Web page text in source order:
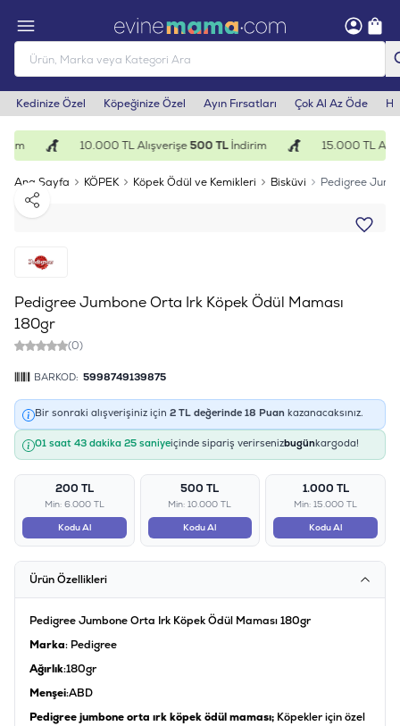
Kedinize Özel Köpeğinize Özel Ayın Fırsatları Çok Al Az Öde
10.000 TL Alışverişe500 TLİndirim 15.000 TL
Ana Sayfa KÖPEK Köpek Ödül ve Kemikleri Bisküvi
Pedigree
Paylaş
Pedigree Jumbone Orta Irk Köpek Ödül Maması
180gr
(0)
BARKOD: 5998749139875
Bir sonraki alışverişiniz için 2 TL değerinde 18 Puan kazanacaksınız.
01 saat 43 dakika 24 saniyeiçinde sipariş verirsenizbugünkargoda!
200 TL
Min: 6.000 TL
Kodu Al
500 TL
Min: 10.000 TL
Kodu Al
1.000 TL
Min: 15.000 TL
Kodu Al
Ürün Özellikleri
Pedigree Jumbone Orta Irk Köpek Ödül Maması 180gr
Marka: Pedigree
Ağırlık:180gr
Menşei:ABD
Pedigree jumbone orta ırk köpek ödül maması; Köpekler için özel